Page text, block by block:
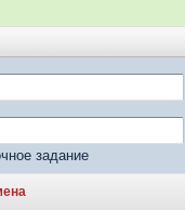
задание